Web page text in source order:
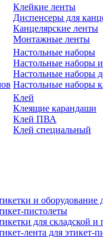
Клейкие ленты
Диспенсеры для
Канцелярские ленты
Монтажные ленты
Настольные наборы
Настольные наборы
Настольные наборы
Настольные наборы
Клей
Клеящие карандаши
Клей ПВА
Клей специальный
и оборудование
пистолеты
для складской
лента для этикет-